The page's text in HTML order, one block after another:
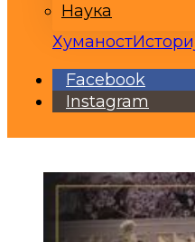
Наука
Хуманост
Facebook
Instagram